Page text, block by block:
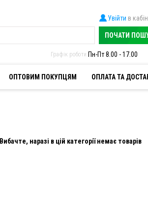
Увійти в
ПОЧАТИ
Графік роботи Пн-Пт 8.00 - 17.00
ОПТОВИМ ПОКУПЦЯМ ОПЛАТА ТА
Вибачте, наразі в цій категорії немає товарів